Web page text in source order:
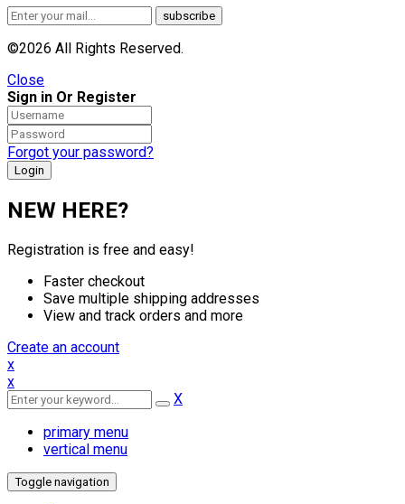
©2026 All Rights Reserved.
Close
Sign in Or Register
Forgot your password?
NEW HERE?
Registration is free and easy!
Faster checkout
Save multiple shipping addresses
View and track orders and more
Create an account
x
x
X
primary menu
vertical menu
Toggle navigation